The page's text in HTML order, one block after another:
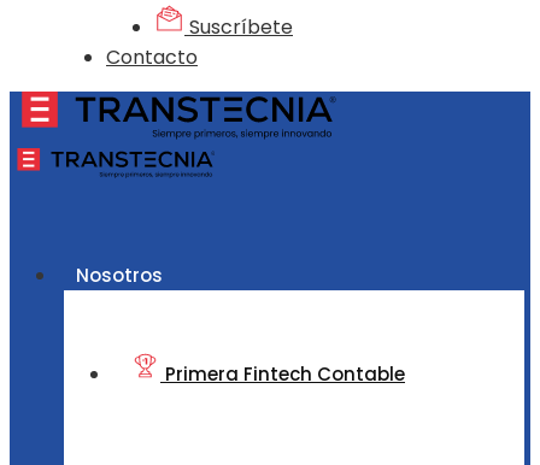
Suscríbete
Contacto
Nosotros
Primera Fintech Contable